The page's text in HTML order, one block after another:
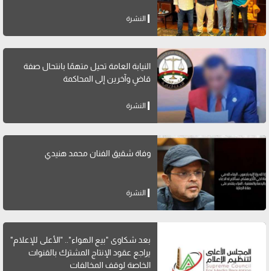
النشرة
النيابة العامة تحيل متهمًا بانتحال صفة
قاضٍ وآخرين إلى المحاكمة
النشرة
وفاة شقيق الفنان محمد هنيدي
النشرة
بعد شكاوى "بيع الهواء".. "الأعلى للإعلام"
يراجع عقود الإنتاج المشترك بالقنوات
الخاصة لوقف المخالفات